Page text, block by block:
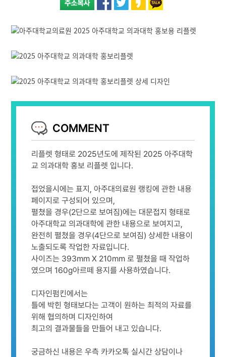
COMMENT
리플렛 형태로 2025년도에 제작된 2025 아주대학
교 의과대학 홍보 리플렛 입니다.
접었을시에는 표지, 아주대의료원 랭킹에 관한 내용
페이지로 구성되어 있으며,
펼쳤을 경우(2단으로 보여짐)에는 대문접지 형태로
아주대학교 의과대학에 관한 내용으로 보여지고,
완전히 펼쳤을 경우(4단으로 보여짐) 상세한 내용이
노출되도록 작업한 자료입니다.
사이즈는 393mm X 210mm 로 펼쳤을 때 작업하
였으며 160g아르떼 용지를 사용하였습니다.
디자인펌킨에서는
틀에 박힌 형태보다는 고객이 원하는 최적의 자료를
위해 협의하며 디자인하여
최고의 결과물들을 만들어 내고 있습니다.
궁금하신 내용은 우측 카카오톡 실시간 상담이나